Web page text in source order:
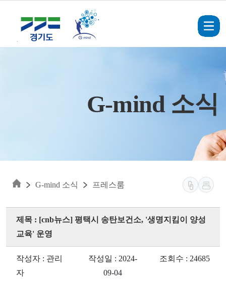
G-mind 소식
G-mind 소식 프레스룸
제목 : [cnb뉴스] 평택시 송탄보건소, '생명지킴이 양성
교육' 운영
작성자 : 관리
자
작성일 : 2024-
09-04
조회수 : 24685